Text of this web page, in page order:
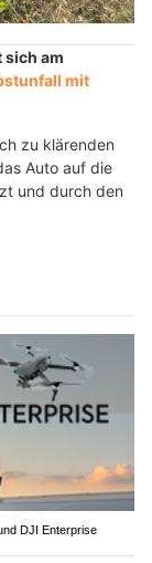
sich am
mit
zu klärenden
Auto auf die
und durch den
DJI Enterprise